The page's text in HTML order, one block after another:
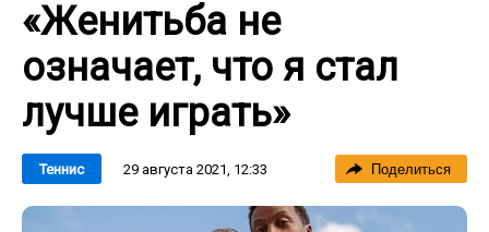
«Женитьба не
означает, что я стал
лучше играть»
Теннис 29 августа 2021, 12:33 Поделиться